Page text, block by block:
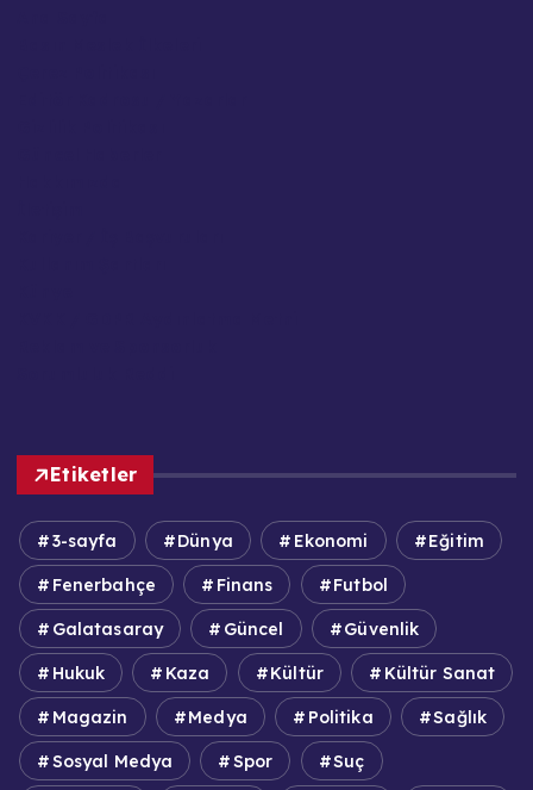
Etiketler
3-sayfa Dünya Ekonomi Eğitim
Fenerbahçe Finans Futbol
Galatasaray Güncel Güvenlik
Hukuk Kaza Kültür Kültür Sanat
Magazin Medya Politika Sağlık
Sosyal Medya Spor Suç